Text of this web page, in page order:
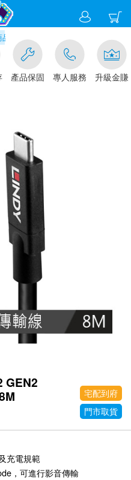
適用)-請點我看
產品保固 專人服務 升級金賺
GEN2
宅配到府
門市取貨
充電規範
，可進行影音傳輸